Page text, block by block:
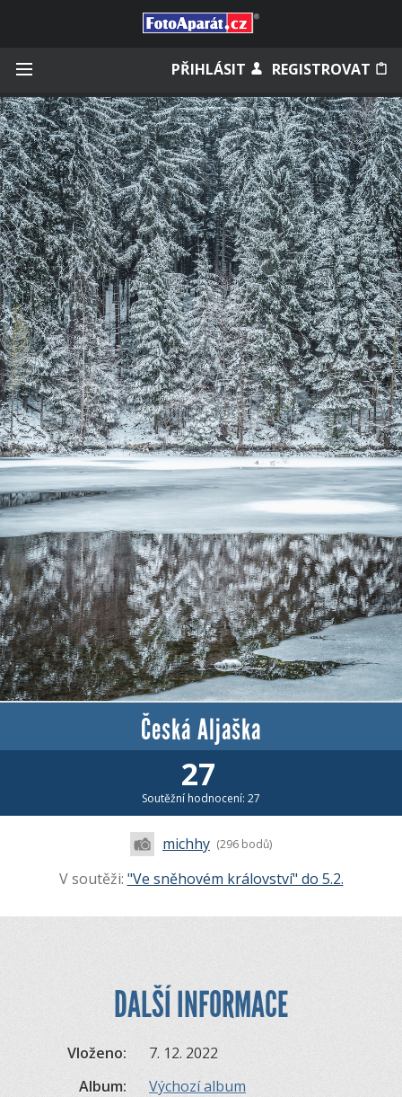
PŘIHLÁSIT REGISTROVAT
Zapamatovat
Zapomněli jste heslo?
Měli jste účet na starém webu?
Česká Aljaška
27
Soutěžní hodnocení: 27
michhy (296 bodů)
V soutěži: "Ve sněhovém království" do 5.2.
DALŠÍ INFORMACE
Vloženo:
7. 12. 2022
Album:
Výchozí album